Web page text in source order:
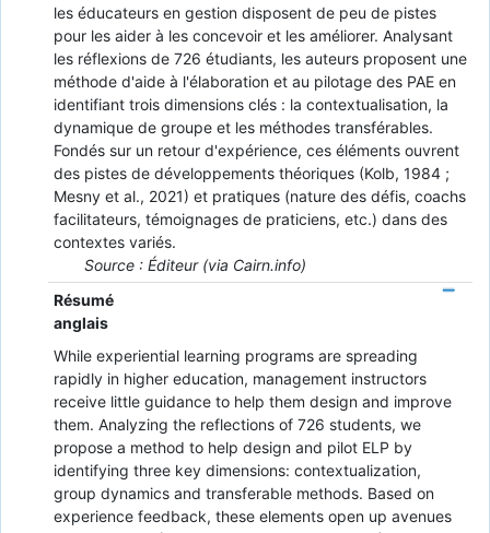
les éducateurs en gestion disposent de peu de pistes
pour les aider à les concevoir et les améliorer. Analysant
les réflexions de 726 étudiants, les auteurs proposent une
méthode d'aide à l'élaboration et au pilotage des PAE en
identifiant trois dimensions clés : la contextualisation, la
dynamique de groupe et les méthodes transférables.
Fondés sur un retour d'expérience, ces éléments ouvrent
des pistes de développements théoriques (Kolb, 1984 ;
Mesny et al., 2021) et pratiques (nature des défis, coachs
facilitateurs, témoignages de praticiens, etc.) dans des
contextes variés.
Source : Éditeur (via Cairn.info)
Résumé
anglais
While experiential learning programs are spreading
rapidly in higher education, management instructors
receive little guidance to help them design and improve
them. Analyzing the reflections of 726 students, we
propose a method to help design and pilot ELP by
identifying three key dimensions: contextualization,
group dynamics and transferable methods. Based on
experience feedback, these elements open up avenues